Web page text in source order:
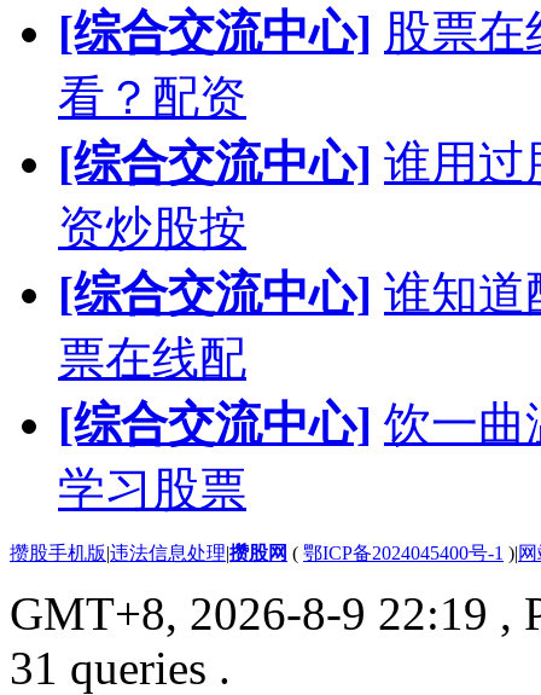
[综合交流中心] 股票
看？配资
[综合交流中心] 谁用过
资炒股按
[综合交流中心] 谁知道
票在线配
[综合交流中心] 饮一曲
学习股票
攒股手机版|违法信息处理|攒股网 ( 鄂ICP备2024045400号-1 )|
GMT+8, 2026-8-9 22:19 ,
31 queries .